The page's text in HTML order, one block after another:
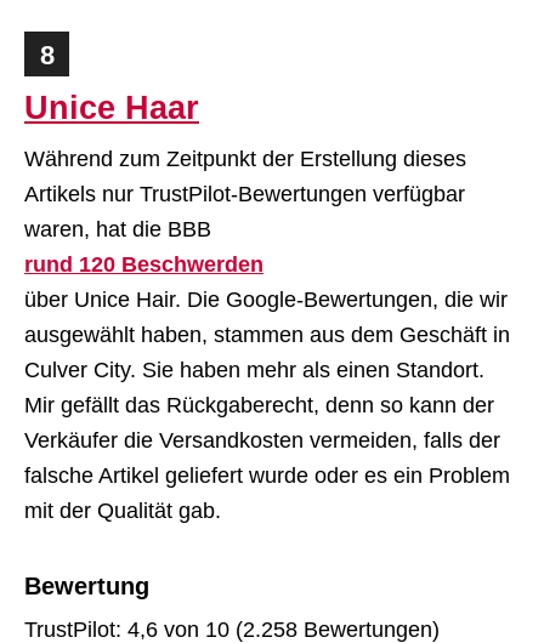
8
Unice Haar
Während zum Zeitpunkt der Erstellung dieses
Artikels nur TrustPilot-Bewertungen verfügbar
waren, hat die BBB
rund 120 Beschwerden
über Unice Hair. Die Google-Bewertungen, die wir
ausgewählt haben, stammen aus dem Geschäft in
Culver City. Sie haben mehr als einen Standort.
Mir gefällt das Rückgaberecht, denn so kann der
Verkäufer die Versandkosten vermeiden, falls der
falsche Artikel geliefert wurde oder es ein Problem
mit der Qualität gab.
Bewertung
TrustPilot: 4,6 von 10 (2.258 Bewertungen)